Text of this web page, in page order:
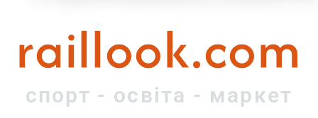
raillook.com
спорт - освіта - маркет